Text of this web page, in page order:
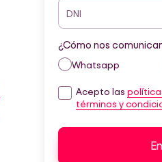
DNI
¿Cómo nos
Whatsapp
Acepto las
términos y